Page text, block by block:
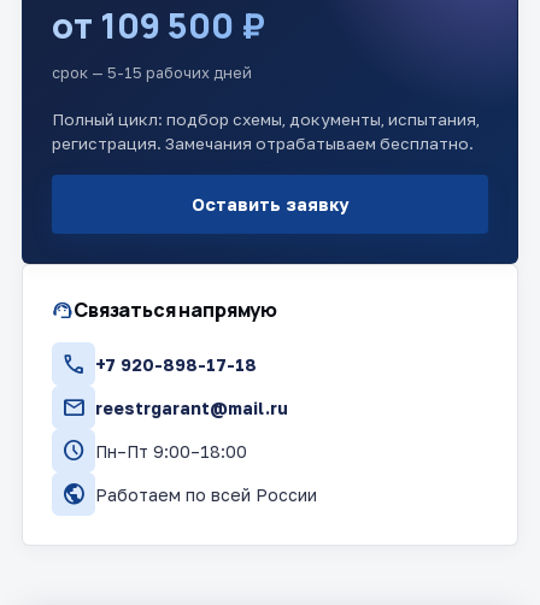
от 109 500 ₽
срок — 5-15 рабочих дней
Полный цикл: подбор схемы, документы, испытания,
регистрация. Замечания отрабатываем бесплатно.
Оставить заявку
support_agentСвязаться напрямую
call +7 920-898-17-18
mail reestrgarant@mail.ru
schedule Пн–Пт 9:00–18:00
public Работаем по всей России